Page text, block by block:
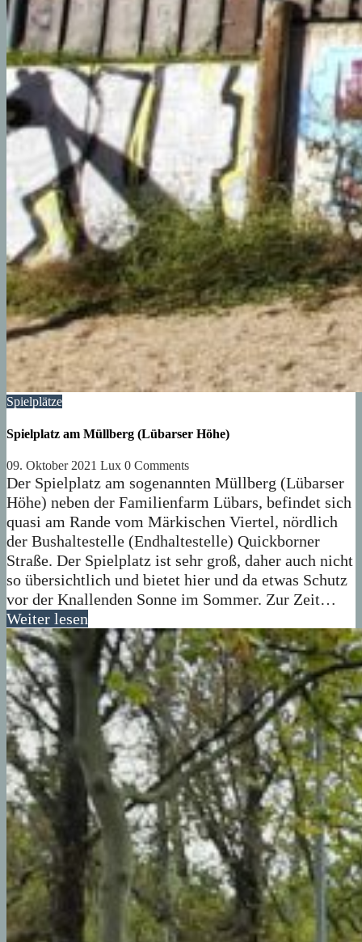
Spielplätze
Spielplatz am Müllberg (Lübarser Höhe)
09. Oktober 2021 Lux 0 Comments
Der Spielplatz am sogenannten Müllberg (Lübarser
Höhe) neben der Familienfarm Lübars, befindet sich
quasi am Rande vom Märkischen Viertel, nördlich
der Bushaltestelle (Endhaltestelle) Quickborner
Straße. Der Spielplatz ist sehr groß, daher auch nicht
so übersichtlich und bietet hier und da etwas Schutz
vor der Knallenden Sonne im Sommer. Zur Zeit…
Weiter lesen